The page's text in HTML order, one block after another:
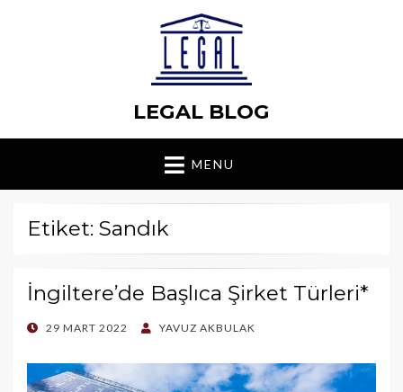
LEGAL BLOG
MENU
Etiket: Sandık
İngiltere’de Başlıca Şirket Türleri*
POSTED
29 MART 2022 YAVUZ AKBULAK